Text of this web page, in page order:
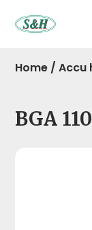
Home /Accu
BGA 110